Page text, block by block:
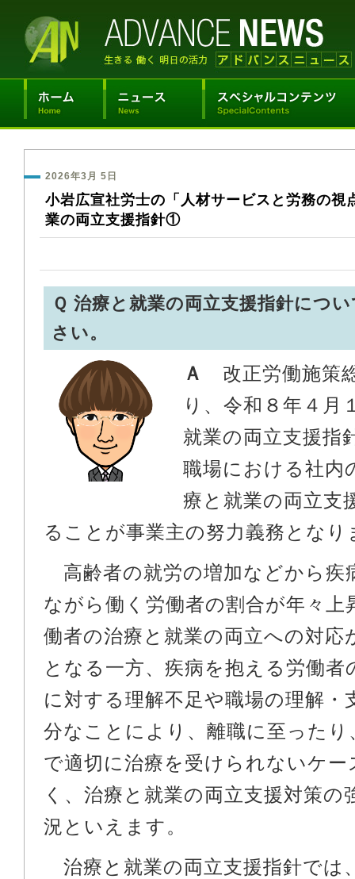
2026年3月 5日
小岩広宣社労士の「人材サービスと労務の視
業の両立支援指針①
Ｑ 治療と就業の両立支援指針につ
さい。
Ａ
改正労働施策
り、令和８年４月
就業の両立支援指
職場における社内
療と就業の両立支
ることが事業主の努力義務となり
高齢者の就労の増加などから疾
ながら働く労働者の割合が年々上
働者の治療と就業の両立への対応
となる一方、疾病を抱える労働者
に対する理解不足や職場の理解・
分なことにより、離職に至ったり
で適切に治療を受けられないケ
く、治療と就業の両立支援対策の
況といえます。
治療と就業の両立支援指針では